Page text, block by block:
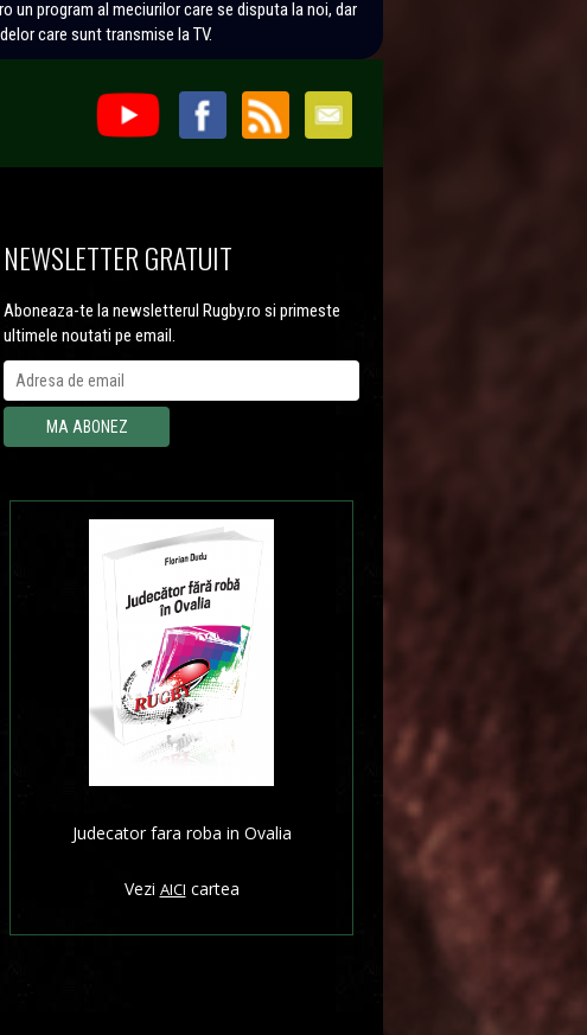
un program al meciurilor care se disputa la noi, dar
care sunt transmise la TV.
NEWSLETTER GRATUIT
Aboneaza-te la newsletterul Rugby.ro si primeste
ultimele noutati pe email.
Judecator fara roba in Ovalia
Vezi AICI cartea